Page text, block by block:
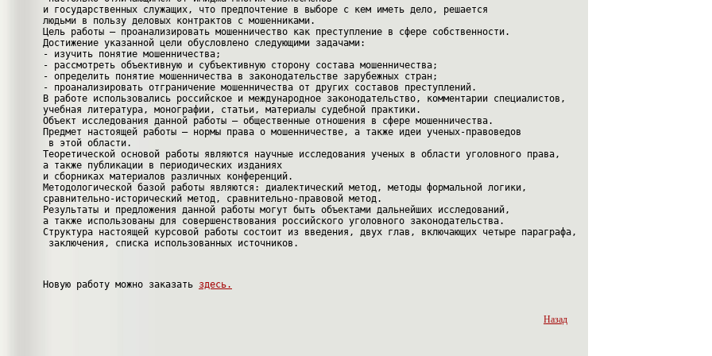
и государственных служащих, что предпочтение в выборе с кем иметь дело, решается
людьми в пользу деловых контрактов с мошенниками.
Цель работы – проанализировать мошенничество как преступление в сфере собственности.
Достижение указанной цели обусловлено следующими задачами:
- изучить понятие мошенничества;
- рассмотреть объективную и субъективную сторону состава мошенничества;
- определить понятие мошенничества в законодательстве зарубежных стран;
- проанализировать отграничение мошенничества от других составов преступлений.
В работе использовались российское и международное законодательство, комментарии специалистов,
учебная литература, монографии, статьи, материалы судебной практики.
Объект исследования данной работы – общественные отношения в сфере мошенничества.
Предмет настоящей работы – нормы права о мошенничестве, а также идеи ученых-правоведов
в этой области.
Теоретической основой работы являются научные исследования ученых в области уголовного права,
а также публикации в периодических изданиях
и сборниках материалов различных конференций.
Методологической базой работы являются: диалектический метод, методы формальной логики,
сравнительно-исторический метод, сравнительно-правовой метод.
Результаты и предложения данной работы могут быть объектами дальнейших исследований,
а также использованы для совершенствования российского уголовного законодательства.
Структура настоящей курсовой работы состоит из введения, двух глав, включающих четыре параграфа,
заключения, списка использованных источников.
Новую работу можно заказать здесь.
Назад